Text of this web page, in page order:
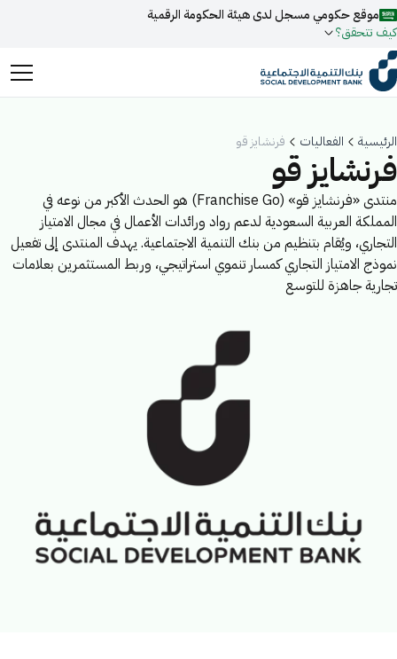
موقع حكومي مسجل لدى هيئة الحكومة الرقمية
كيف تتحقق؟
روابط المواقع الالكترونية الرسمية السعودية تنتهي بـ
جميع روابط المواقع الرسمية التابعة للجهات الحكومية في المملكة
العربية السعودية تنتهي بـ .gov.sa
المواقع الالكترونية الحكومية تستخدم بروتوكولHTTPS
للتشفير و الأمان.
المواقع الالكترونية الآمنة في المملكة العربية السعودية تستخدم
بروتوكول HTTPS للتشفير.
ابحث
فعل البحث الذكي عبر نورة المدعومة بالذكاء الاصطناعي
اقتراحات
تمويل
الرئيسية الفعاليات فرنشايز قو
فرنشايز قو
منتدى «فرنشايز قو» (Franchise Go) هو الحدث الأكبر من نوعه في
المملكة العربية السعودية لدعم رواد ورائدات الأعمال في مجال الامتياز
التجاري، ويُقام بتنظيم من بنك التنمية الاجتماعية. يهدف المنتدى إلى تفعيل
نموذج الامتياز التجاري كمسار تنموي استراتيجي، وربط المستثمرين بعلامات
تجارية جاهزة للتوسع